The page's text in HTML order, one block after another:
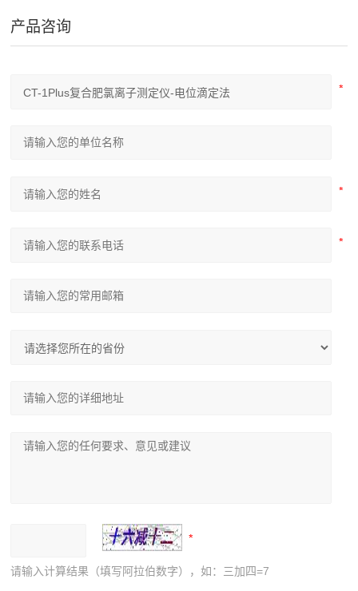
产品咨询
请输入计算结果（填写阿拉伯数字），如：三加四=7